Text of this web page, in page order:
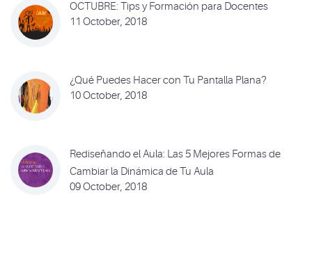
OCTUBRE: Tips y Formación para Docentes
11 October, 2018
¿Qué Puedes Hacer con Tu Pantalla Plana?
10 October, 2018
Rediseñando el Aula: Las 5 Mejores Formas de
Cambiar la Dinámica de Tu Aula
09 October, 2018